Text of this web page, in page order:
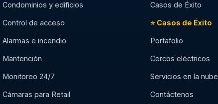
Condominios y edificios
Control de acceso
Alarmas e incendio
Mantención
Monitoreo 24/7
Cámaras para Retail
Casos de Éxito
⭐ Casos de Éxito
Portafolio
Cercos eléctricos
Servicios en la nube
Contáctenos